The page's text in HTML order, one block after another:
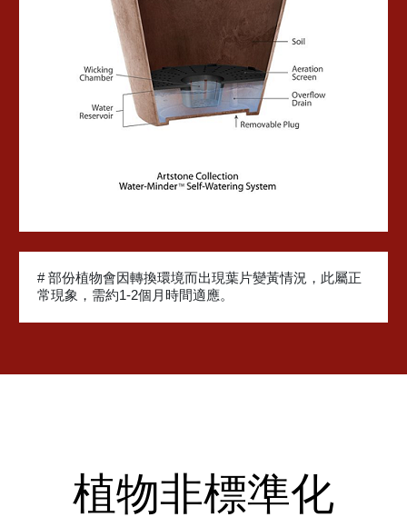
# 部份植物會因轉換環境而出現葉片變黃情況，此屬正
常現象，需約1-2個月時間適應。
植物非標準化